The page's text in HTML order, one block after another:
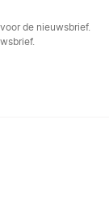
de nieuwsbrief.